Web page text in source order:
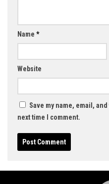
Name *
Website
Save my name, email,
next time I comment.